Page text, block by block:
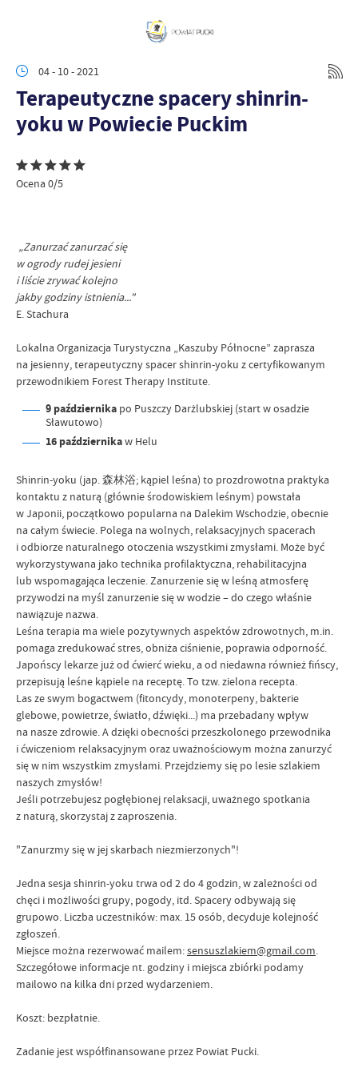
04 - 10 - 2021
Terapeutyczne spacery shinrin-
yoku w Powiecie Puckim
Ocena 0/5
„Zanurzać zanurzać się
w ogrody rudej jesieni
i liście zrywać kolejno
jakby godziny istnienia..."
E. Stachura
Lokalna Organizacja Turystyczna „Kaszuby Północne” zaprasza
na jesienny, terapeutyczny spacer shinrin-yoku z certyfikowanym
przewodnikiem Forest Therapy Institute.
9 października po Puszczy Darżlubskiej (start w osadzie
Sławutowo)
16 październikaw Helu
Shinrin-yoku (jap. 森林浴; kąpiel leśna) to prozdrowotna praktyka
kontaktu z naturą (głównie środowiskiem leśnym) powstała
w Japonii, początkowo popularna na Dalekim Wschodzie, obecnie
na całym świecie. Polega na wolnych, relaksacyjnych spacerach
i odbiorze naturalnego otoczenia wszystkimi zmysłami. Może być
wykorzystywana jako technika profilaktyczna, rehabilitacyjna
lub wspomagająca leczenie. Zanurzenie się w leśną atmosferę
przywodzi na myśl zanurzenie się w wodzie – do czego właśnie
nawiązuje nazwa.
Leśna terapia ma wiele pozytywnych aspektów zdrowotnych, m.in.
pomaga zredukować stres, obniża ciśnienie, poprawia odporność.
Japońscy lekarze już od ćwierć wieku, a od niedawna również fińscy,
przepisują leśne kąpiele na receptę. To tzw. zielona recepta.
Las ze swym bogactwem (fitoncydy, monoterpeny, bakterie
glebowe, powietrze, światło, dźwięki...) ma przebadany wpływ
na nasze zdrowie. A dzięki obecności przeszkolonego przewodnika
i ćwiczeniom relaksacyjnym oraz uważnościowym można zanurzyć
się w nim wszystkim zmysłami. Przejdziemy się po lesie szlakiem
naszych zmysłów!
Jeśli potrzebujesz pogłębionej relaksacji, uważnego spotkania
z naturą, skorzystaj z zaproszenia.
"Zanurzmy się w jej skarbach niezmierzonych"!
Jedna sesja shinrin-yoku trwa od 2 do 4 godzin, w zależności od
chęci i możliwości grupy, pogody, itd. Spacery odbywają się
grupowo. Liczba uczestników: max. 15 osób, decyduje kolejność
zgłoszeń.
Miejsce można rezerwować mailem:sensuszlakiem@gmail.com.
Szczegółowe informacje nt. godziny i miejsca zbiórki podamy
mailowo na kilka dni przed wydarzeniem.
Koszt: bezpłatnie.
Zadanie jest współfinansowane przez Powiat Pucki.